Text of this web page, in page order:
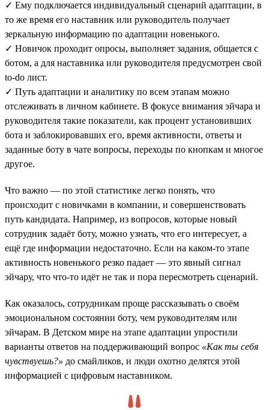
✓ Ему подключается индивидуальный сценарий адаптации, в
то же время его наставник или руководитель получает
зеркальную информацию по адаптации новенького.
✓ Новичок проходит опросы, выполняет задания, общается с
ботом, а для наставника или руководителя предусмотрен свой
to-do лист.
✓ Путь адаптации и аналитику по всем этапам можно
отслеживать в личном кабинете. В фокусе внимания эйчара и
руководителя такие показатели, как процент установивших
бота и заблокировавших его, время активности, ответы и
заданные боту в чате вопросы, переходы по кнопкам и многое
другое.
Что важно — по этой статистике легко понять, что
происходит с новичками в компании, и совершенствовать
путь кандидата. Например, из вопросов, которые новый
сотрудник задаёт боту, можно узнать, что его интересует, а
ещё где информации недостаточно. Если на каком-то этапе
активность новенького резко падает — это явный сигнал
эйчару, что что-то идёт не так и пора пересмотреть сценарий.
Как оказалось, сотрудникам проще рассказывать о своём
эмоциональном состоянии боту, чем руководителям или
эйчарам. В Детском мире на этапе адаптации упростили
варианты ответов на поддерживающий вопрос «Как ты себя
чувствуешь?» до смайликов, и люди охотно делятся этой
информацией с цифровым наставником.